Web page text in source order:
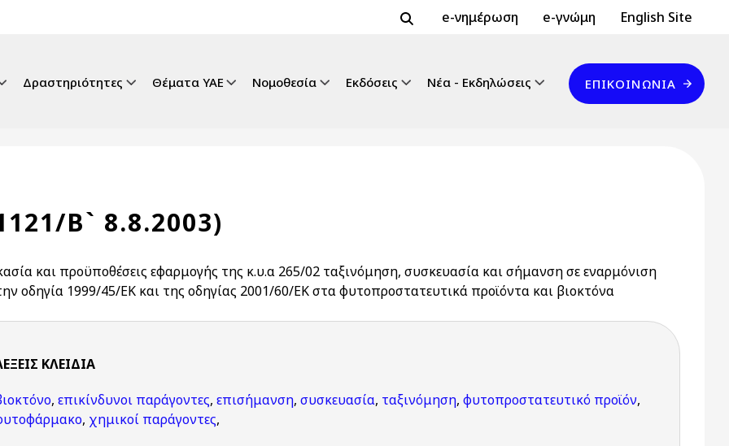
Header Top 2
e-νημέρωση e-γνώμη Header Top
English Site
Δραστηριότητες Θέματα ΥΑΕ Νομοθεσία Εκδόσεις Νέα - Εκδηλώσεις
Επικοινωνία
ΕΠΙΚΟΙΝΩΝΊΑ
Β` 8.8.2003)
και προϋποθέσεις εφαρμογής της κ.υ.α 265/02 ταξινόμηση, συσκευασία και σήμανση σε εναρμόνιση
οδηγία 1999/45/ΕΚ και της οδηγίας 2001/60/ΕΚ στα φυτοπροστατευτικά προϊόντα και βιοκτόνα
KΛΕΙΔΙΆ
, επικίνδυνοι παράγοντες, επισήμανση, συσκευασία, ταξινόμηση, φυτοπροστατευτικό προϊόν,
, χημικοί παράγοντες,